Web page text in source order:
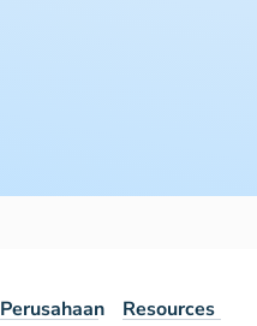
Perusahaan Resources